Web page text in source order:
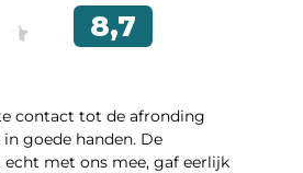
contact tot de afronding
goede handen. De
echt met ons mee, gaf eerlijk